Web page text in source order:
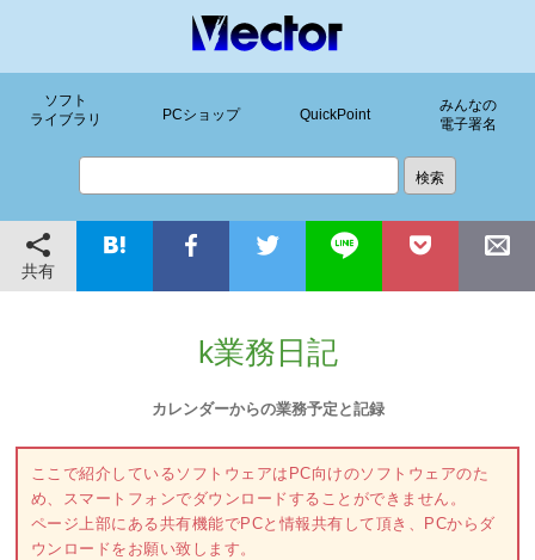
ソフト
ライブラリ
PCショップ QuickPoint
みんなの
電子署名
共有
k業務日記
カレンダーからの業務予定と記録
ここで紹介しているソフトウェアはPC向けのソフトウェアのた
め、スマートフォンでダウンロードすることができません。
ページ上部にある共有機能でPCと情報共有して頂き、PCからダ
ウンロードをお願い致します。